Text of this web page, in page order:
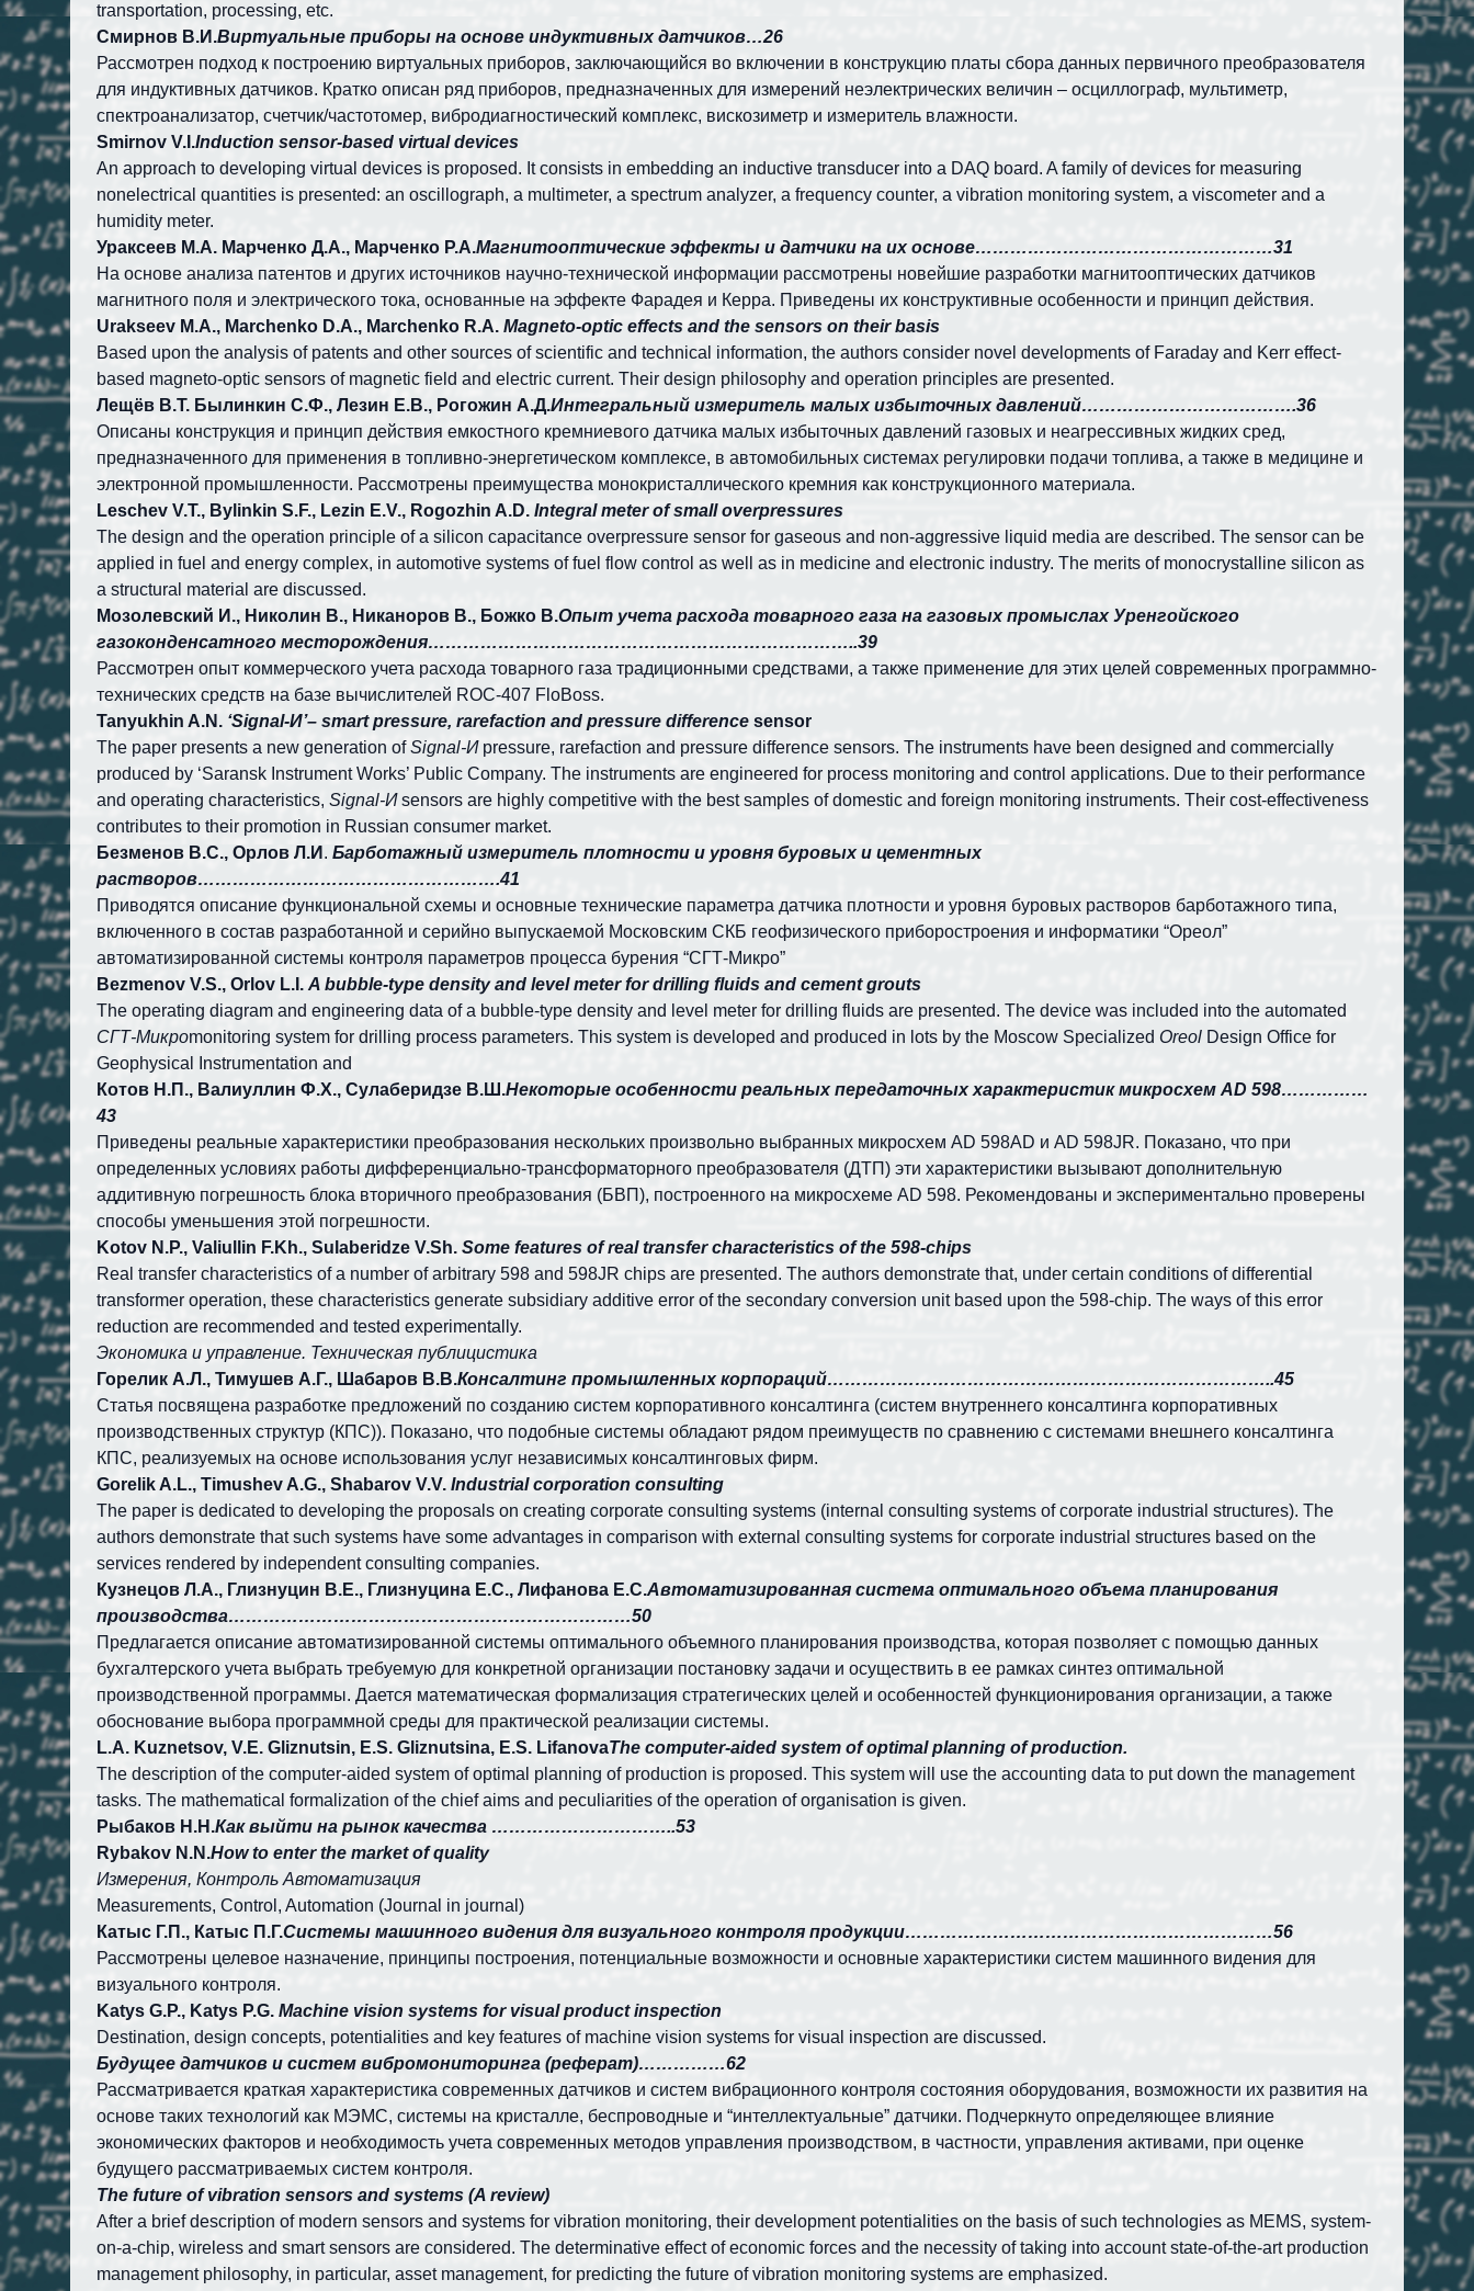
transportation, processing, etc.
Смирнов В.И.Виртуальные приборы на основе индуктивных датчиков…26
Рассмотрен подход к построению виртуальных приборов, заключающийся во включении в конструкцию платы сбора данных первичного преобразователя
для индуктивных датчиков. Кратко описан ряд приборов, предназначенных для измерений неэлектрических величин – осциллограф, мультиметр,
спектроанализатор, счетчик/частотомер, вибродиагностический комплекс, вискозиметр и измеритель влажности.
Smirnov V.I.Induction sensor-based virtual devices
An approach to developing virtual devices is proposed. It consists in embedding an inductive transducer into a DAQ board. A family of devices for measuring
nonelectrical quantities is presented: an oscillograph, a multimeter, a spectrum analyzer, a frequency counter, a vibration monitoring system, a viscometer and a
humidity meter.
Ураксеев М.А. Марченко Д.А., Марченко Р.А.Магнитооптические эффекты и датчики на их основе……………………………………………31
На основе анализа патентов и других источников научно-технической информации рассмотрены новейшие разработки магнитооптических датчиков
магнитного поля и электрического тока, основанные на эффекте Фарадея и Керра. Приведены их конструктивные особенности и принцип действия.
Urakseev M.A., Marchenko D.A., Marchenko R.A. Magneto-optic effects and the sensors on their basis
Based upon the analysis of patents and other sources of scientific and technical information, the authors consider novel developments of Faraday and Kerr effect-
based magneto-optic sensors of magnetic field and electric current. Their design philosophy and operation principles are presented.
Лещёв В.Т. Былинкин С.Ф., Лезин Е.В., Рогожин А.Д.Интегральный измеритель малых избыточных давлений……………………………….36
Описаны конструкция и принцип действия емкостного кремниевого датчика малых избыточных давлений газовых и неагрессивных жидких сред,
предназначенного для применения в топливно-энергетическом комплексе, в автомобильных системах регулировки подачи топлива, а также в медицине и
электронной промышленности. Рассмотрены преимущества монокристаллического кремния как конструкционного материала.
Leschev V.T., Bylinkin S.F., Lezin E.V., Rogozhin A.D. Integral meter of small overpressures
The design and the operation principle of a silicon capacitance overpressure sensor for gaseous and non-aggressive liquid media are described. The sensor can be
applied in fuel and energy complex, in automotive systems of fuel flow control as well as in medicine and electronic industry. The merits of monocrystalline silicon as
a structural material are discussed.
Мозолевский И., Николин В., Никаноров В., Божко В.Опыт учета расхода товарного газа на газовых промыслах Уренгойского
газоконденсатного месторождения………………………………………………………………..39
Рассмотрен опыт коммерческого учета расхода товарного газа традиционными средствами, а также применение для этих целей современных программно-
технических средств на базе вычислителей ROC-407 FloBoss.
Tanyukhin A.N. ‘Signal-И’– smart pressure, rarefaction and pressure difference sensor
The paper presents a new generation ofSignal-Иpressure, rarefaction and pressure difference sensors. The instruments have been designed and commercially
produced by ‘Saransk Instrument Works’ Public Company. The instruments are engineered for process monitoring and control applications. Due to their performance
and operating characteristics, Signal-Иsensors are highly competitive with the best samples of domestic and foreign monitoring instruments. Their cost-effectiveness
contributes to their promotion in Russian consumer market.
Безменов В.С., Орлов Л.И . Барботажный измеритель плотности и уровня буровых и цементных
растворов…………………………………………….41
Приводятся описание функциональной схемы и основные технические параметра датчика плотности и уровня буровых растворов барботажного типа,
включенного в состав разработанной и серийно выпускаемой Московским СКБ геофизического приборостроения и информатики “Ореол”
автоматизированной системы контроля параметров процесса бурения “СГТ-Микро”
Bezmenov V.S., Orlov L.I. A bubble-type density and level meter for drilling fluids and cement grouts
The operating diagram and engineering data of a bubble-type density and level meter for drilling fluids are presented. The device was included into the automated
СГТ-Микроmonitoring system for drilling process parameters. This system is developed and produced in lots by the Moscow Specialized Oreol Design Office for
Geophysical Instrumentation and
Котов Н.П., Валиуллин Ф.Х., Сулаберидзе В.Ш.Некоторые особенности реальных передаточных характеристик микросхем AD 598……………
43
Приведены реальные характеристики преобразования нескольких произвольно выбранных микросхем АD 598АD и АD 598JR. Показано, что при
определенных условиях работы дифференциально-трансформаторного преобразователя (ДТП) эти характеристики вызывают дополнительную
аддитивную погрешность блока вторичного преобразования (БВП), построенного на микросхеме АD 598. Рекомендованы и экспериментально проверены
способы уменьшения этой погрешности.
Kotov N.P., Valiullin F.Kh., Sulaberidze V.Sh. Some features of real transfer characteristics of the 598-chips
Real transfer characteristics of a number of arbitrary 598 and 598JR chips are presented. The authors demonstrate that, under certain conditions of differential
transformer operation, these characteristics generate subsidiary additive error of the secondary conversion unit based upon the 598-chip. The ways of this error
reduction are recommended and tested experimentally.
Экономика и управление. Техническая публицистика
Горелик А.Л., Тимушев А.Г., Шабаров В.В.Консалтинг промышленных корпораций…………………………………………………………………..45
Статья посвящена разработке предложений по созданию систем корпоративного консалтинга (систем внутреннего консалтинга корпоративных
производственных структур (КПС)). Показано, что подобные системы обладают рядом преимуществ по сравнению с системами внешнего консалтинга
КПС, реализуемых на основе использования услуг независимых консалтинговых фирм.
Gorelik A.L., Timushev A.G., Shabarov V.V. Industrial corporation consulting
The paper is dedicated to developing the proposals on creating corporate consulting systems (internal consulting systems of corporate industrial structures). The
authors demonstrate that such systems have some advantages in comparison with external consulting systems for corporate industrial structures based on the
services rendered by independent consulting companies.
Кузнецов Л.А., Глизнуцин В.Е., Глизнуцина Е.С., Лифанова Е.С.Автоматизированная система оптимального объема планирования
производства……………………………………………………………50
Предлагается описание автоматизированной системы оптимального объемного планирования производства, которая позволяет с помощью данных
бухгалтерского учета выбрать требуемую для конкретной организации постановку задачи и осуществить в ее рамках синтез оптимальной
производственной программы. Дается математическая формализация стратегических целей и особенностей функционирования организации, а также
обоснование выбора программной среды для практической реализации системы.
L.A. Kuznetsov, V.E. Gliznutsin, E.S. Gliznutsina, E.S. LifanovaThe computer-aided system of optimal planning of production.
The description of the computer-aided system of optimal planning of production is proposed. This system will use the accounting data to put down the management
tasks. The mathematical formalization of the chief aims and peculiarities of the operation of organisation is given.
Рыбаков Н.Н.Как выйти на рынок качества …………………………..53
Rybakov N.N.How to enter the market of quality
Измерения, Контроль Автоматизация
Measurements, Control, Automation (Journal in journal)
Катыс Г.П., Катыс П.Г.Системы машинного видения для визуального контроля продукции………………………………………………………56
Рассмотрены целевое назначение, принципы построения, потенциальные возможности и основные характеристики систем машинного видения для
визуального контроля.
Katys G.P., Katys P.G. Machine vision systems for visual product inspection
Destination, design concepts, potentialities and key features of machine vision systems for visual inspection are discussed.
Будущее датчиков и систем вибромониторинга (реферат)……………62
Рассматривается краткая характеристика современных датчиков и систем вибрационного контроля состояния оборудования, возможности их развития на
основе таких технологий как МЭМС, системы на кристалле, беспроводные и “интеллектуальные” датчики. Подчеркнуто определяющее влияние
экономических факторов и необходимость учета современных методов управления производством, в частности, управления активами, при оценке
будущего рассматриваемых систем контроля.
The future of vibration sensors and systems (A review)
After a brief description of modern sensors and systems for vibration monitoring, their development potentialities on the basis of such technologies as MEMS, system-
on-a-chip, wireless and smart sensors are considered. The determinative effect of economic forces and the necessity of taking into account state-of-the-art production
management philosophy, in particular, asset management, for predicting the future of vibration monitoring systems are emphasized.